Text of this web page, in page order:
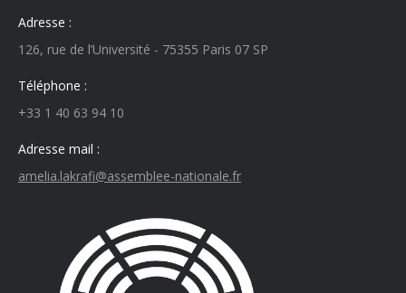
Adresse :
126, rue de l’Université - 75355 Paris 07 SP
Téléphone :
+33 1 40 63 94 10
Adresse mail :
amelia.lakrafi@assemblee-nationale.fr